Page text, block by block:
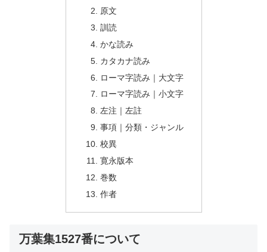
原文
訓読
かな読み
カタカナ読み
ローマ字読み｜大文字
ローマ字読み｜小文字
左注｜左註
事項｜分類・ジャンル
校異
寛永版本
巻数
作者
万葉集1527番について